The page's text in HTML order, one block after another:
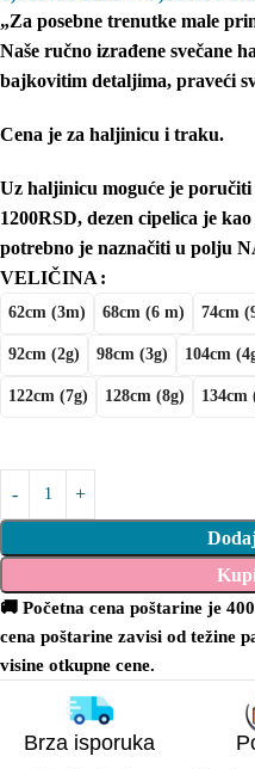
„Za posebne trenutke male
Naše ručno izrađene svečane
bajkovitim detaljima, praveći
Cena je za haljinicu i traku.
Uz haljinicu moguće je
1200RSD, dezen cipelica je
potrebno je naznačiti u polju
VELIČINA
62cm (3m) 68cm (6 m) 74cm
92cm (2g) 98cm (3g) 104cm
122cm (7g) 128cm (8g) 134cm
🚚 Početna cena poštarine je
cena poštarine zavisi od težine
visine otkupne cene.
Brza isporuka